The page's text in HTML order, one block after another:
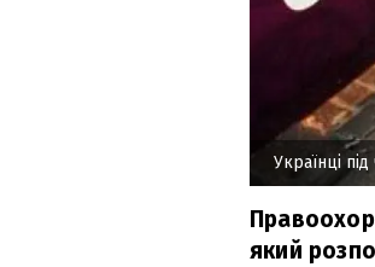
Українці під
який